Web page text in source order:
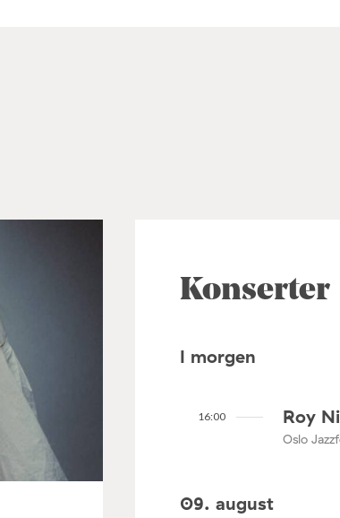
Konserter
I morgen
16:00 Roy
Oslo
09. august